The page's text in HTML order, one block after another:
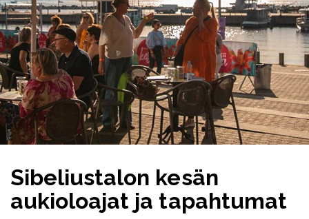
Sibeliustalon kesän
aukioloajat ja tapahtumat